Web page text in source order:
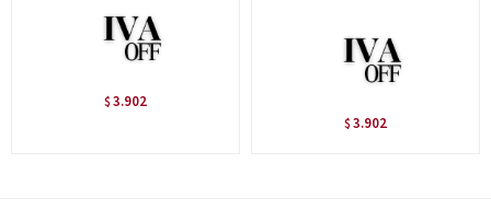
$ 3.902
$ 3.902